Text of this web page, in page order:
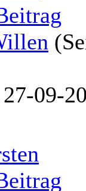
27-09-